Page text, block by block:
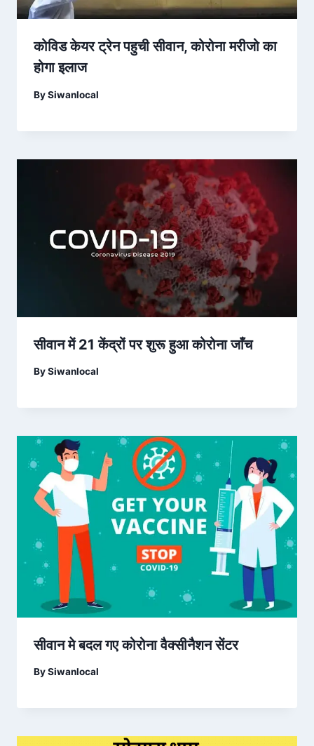
कोविड केयर ट्रेन पहुची सीवान, कोरोना मरीजो का
होगा इलाज
BySiwanlocal
सीवान में 21 केंद्रों पर शुरू हुआ कोरोना जाँच
BySiwanlocal
सीवान मे बदल गए कोरोना वैक्सीनैशन सेंटर
BySiwanlocal